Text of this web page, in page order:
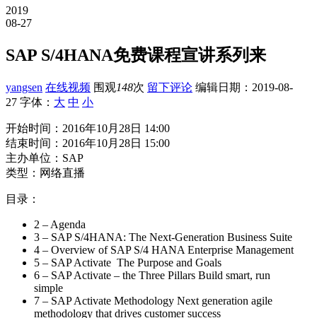
2019
08-27
SAP S/4HANA免费课程宣讲系列来
yangsen 在线视频 围观148次 留下评论 编辑日期： 2019-08-
27 字体： 大 中 小
开始时间：2016年10月28日 14:00
结束时间：2016年10月28日 15:00
主办单位：SAP
类型：网络直播
目录：
2 – Agenda
3 – SAP S/4HANA: The Next-Generation Business Suite
4 – Overview of SAP S/4 HANA Enterprise Management
5 – SAP Activate The Purpose and Goals
6 – SAP Activate – the Three Pillars Build smart, run
simple
7 – SAP Activate Methodology Next generation agile
methodology that drives customer success